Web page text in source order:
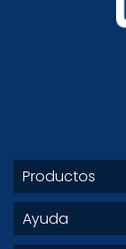
Productos
Ayuda